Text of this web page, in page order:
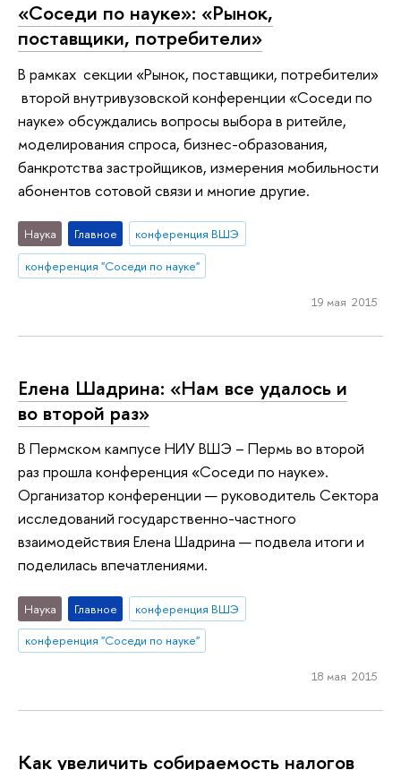
«Соседи по науке»: «Рынок,
поставщики, потребители»
В рамках секции «Рынок, поставщики, потребители»
второй внутривузовской конференции «Соседи по
науке» обсуждались вопросы выбора в ритейле,
моделирования спроса, бизнес-образования,
банкротства застройщиков, измерения мобильности
абонентов сотовой связи и многие другие.
Наука Главное
конференция ВШЭ
конференция "Соседи по науке"
19 мая 2015
Елена Шадрина: «Нам все удалось и
во второй раз»
В Пермском кампусе НИУ ВШЭ – Пермь во второй
раз прошла конференция «Соседи по науке».
Организатор конференции — руководитель Сектора
исследований государственно-частного
взаимодействия Елена Шадрина — подвела итоги и
поделилась впечатлениями.
Наука Главное
конференция ВШЭ
конференция "Соседи по науке"
18 мая 2015
Как увеличить собираемость налогов